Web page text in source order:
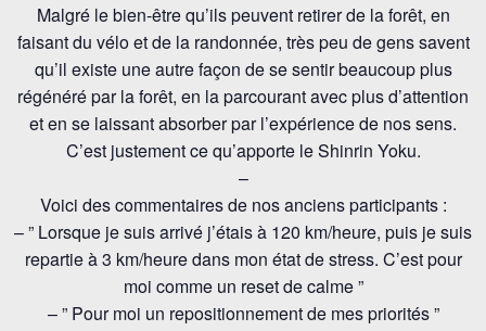
Malgré le bien-être qu’ils peuvent retirer de la forêt, en
faisant du vélo et de la randonnée, très peu de gens savent
qu’il existe une autre façon de se sentir beaucoup plus
régénéré par la forêt, en la parcourant avec plus d’attention
et en se laissant absorber par l’expérience de nos sens.
C’est justement ce qu’apporte le Shinrin Yoku.
–
Voici des commentaires de nos anciens participants :
– ” Lorsque je suis arrivé j’étais à 120 km/heure, puis je suis
repartie à 3 km/heure dans mon état de stress. C’est pour
moi comme un reset de calme ”
– ” Pour moi un repositionnement de mes priorités ”